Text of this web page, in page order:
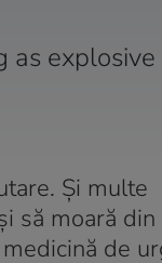
as explosive
Și multe
să moară din
de